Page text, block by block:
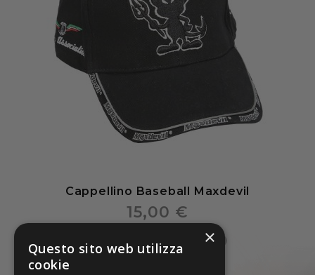
Cappellino Baseball Maxdevil
15,00 €
×
Questo sito web utilizza
cookie